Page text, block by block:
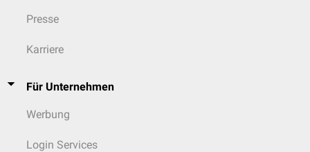
Presse
Karriere
Für Unternehmen
Werbung
Login Services